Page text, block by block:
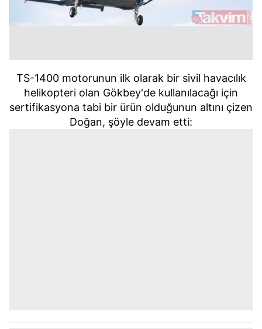
TS-1400 motorunun ilk olarak bir sivil havacılık
helikopteri olan Gökbey'de kullanılacağı için
sertifikasyona tabi bir ürün olduğunun altını çizen
Doğan, şöyle devam etti: